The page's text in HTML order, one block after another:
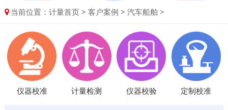
当前位置：计量首页 >客户案例 >汽车船舶 >
仪器校准 计量检测 仪器校验 定制校准